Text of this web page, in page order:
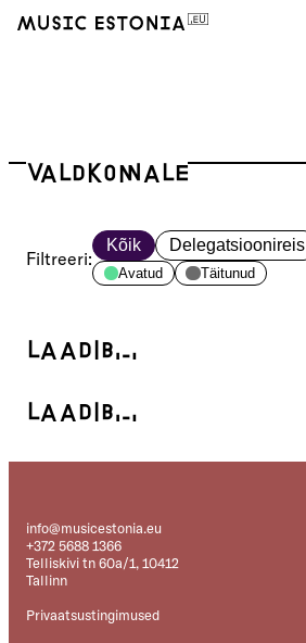
Valdkonnale
Filtreeri:
Kõik Delegatsioonireis
Avatud Täitunud
Laadib…
Laadib…
info@musicestonia.eu
+372 5688 1366
Telliskivi tn 60a/1, 10412
Tallinn
Privaatsustingimused